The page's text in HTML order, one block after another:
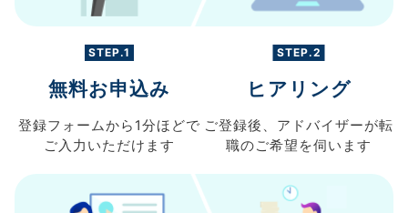
STEP.1
無料お申込み
登録フォームから 1分ほどで
ご入力 いただけます
STEP.2
ヒアリング
ご登録後、 アドバイザーが転
職のご希望を伺います